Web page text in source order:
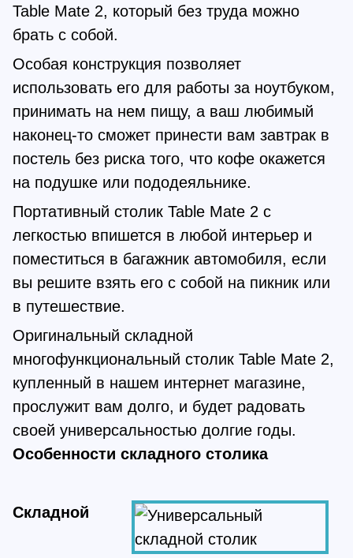
Table Mate 2, который без труда можно
брать с собой.
Особая конструкция позволяет
использовать его для работы за ноутбуком,
принимать на нем пищу, а ваш любимый
наконец-то сможет принести вам завтрак в
постель без риска того, что кофе окажется
на подушке или пододеяльнике.
Портативный столик Table Mate 2 с
легкостью впишется в любой интерьер и
поместиться в багажник автомобиля, если
вы решите взять его с собой на пикник или
в путешествие.
Оригинальный складной
многофункциональный столик Table Mate 2,
купленный в нашем интернет магазине,
прослужит вам долго, и будет радовать
своей универсальностью долгие годы.
Особенности складного столика
Складной